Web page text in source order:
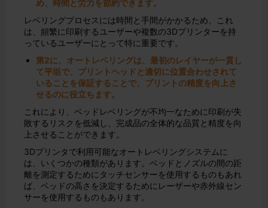
め、時間と労力を節約できます。
レベリングプロセスには時間と手間がかかるため、これ
は、頻繁に印刷するユーザーや複数の3Dプリンターを持
っているユーザーにとって特に重要です。
第2に、オートレベリングは、最初のレイヤーが一貫し
て平坦で、プリントヘッドと適切に位置合わせされて
いることを保証することで、プリントの精度を向上さ
せるのに役立ちます。
これにより、ベッドレベリングが不均一なために印刷が失
敗するリスクを低減し、完成品の全体的な品質と精度を向
上させることができます。
3Dプリンタで利用可能なオートレベリングシステムに
は、いくつかの種類があります。ベッドとノズルの間の距
離を測定するためにタッチセンサーを使用するものもあれ
ば、ベッドの高さを決定するためにレーザーや赤外線セン
サーを使用するものもあります。